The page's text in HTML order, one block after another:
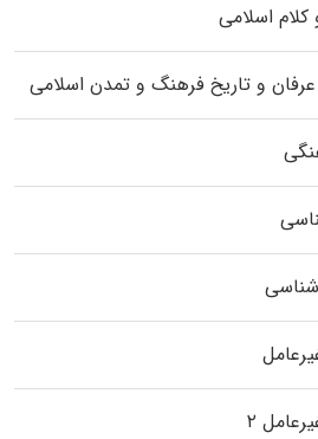
اسلامی
و تاریخ فرهنگ و تمدن اسلامی
۲